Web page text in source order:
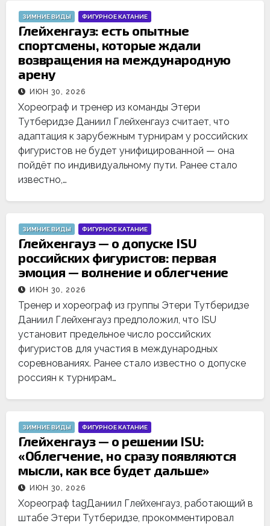
ЗИМНИЕ ВИДЫ ФИГУРНОЕ КАТАНИЕ
Глейхенгауз: есть опытные
спортсмены, которые ждали
возвращения на международную
арену
ИЮН 30, 2026
Хореограф и тренер из команды Этери
Тутберидзе Даниил Глейхенгауз считает, что
адаптация к зарубежным турнирам у российских
фигуристов не будет унифицированной — она
пойдёт по индивидуальному пути. Ранее стало
известно,…
ЗИМНИЕ ВИДЫ ФИГУРНОЕ КАТАНИЕ
Глейхенгауз — о допуске ISU
российских фигуристов: первая
эмоция — волнение и облегчение
ИЮН 30, 2026
Тренер и хореограф из группы Этери Тутберидзе
Даниил Глейхенгауз предположил, что ISU
установит предельное число российских
фигуристов для участия в международных
соревнованиях. Ранее стало известно о допуске
россиян к турнирам…
ЗИМНИЕ ВИДЫ ФИГУРНОЕ КАТАНИЕ
Глейхенгауз — о решении ISU:
«Облегчение, но сразу появляются
мысли, как все будет дальше»
ИЮН 30, 2026
Хореограф tagДаниил Глейхенгауз, работающий в
штабе Этери Тутберидзе, прокомментировал